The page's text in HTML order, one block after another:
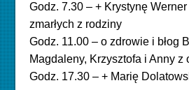
Godz. 7.30 – + Krystynę
zmarłych z rodziny
Godz. 11.00 – o zdrowie i błog
Magdaleny, Krzysztofa i Anny z
Godz. 17.30 – + Marię